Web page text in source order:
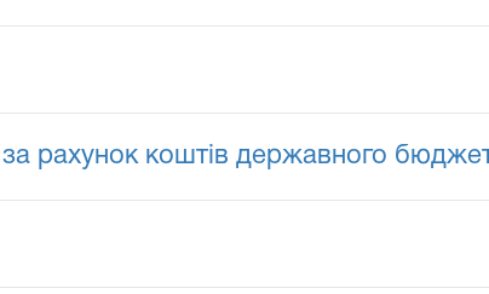
рахунок коштів державного